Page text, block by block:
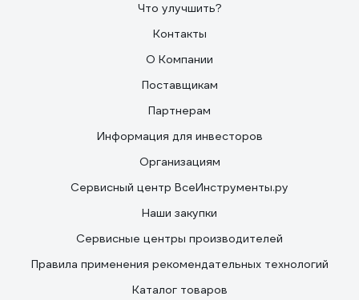
Что улучшить?
Контакты
О Компании
Поставщикам
Партнерам
Информация для инвесторов
Организациям
Сервисный центр ВсеИнструменты.ру
Наши закупки
Сервисные центры производителей
Правила применения рекомендательных технологий
Каталог товаров